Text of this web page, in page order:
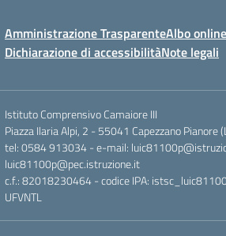
Amministrazione TrasparenteAlbo online
Dichiarazione di accessibilitàNote legali
Istituto Comprensivo Camaiore III
Piazza Ilaria Alpi, 2 - 55041 Capezzano Pianore
tel: 0584 913034 - e-mail:
luic81100p@pec.istruzione.it
c.f.: 82018230464 - codice IPA:
UFVNTL